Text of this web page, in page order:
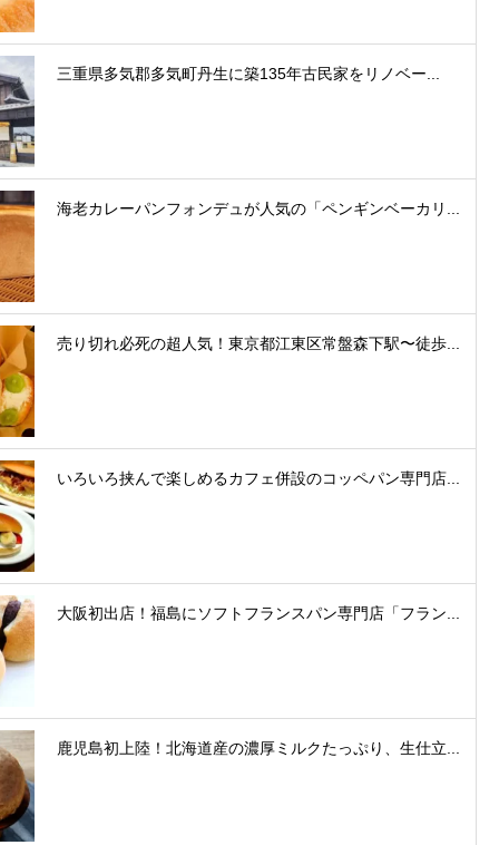
三重県多気郡多気町丹生に築135年古民家をリノベー...
海老カレーパンフォンデュが人気の「ペンギンベーカリ...
売り切れ必死の超人気！東京都江東区常盤森下駅〜徒歩...
いろいろ挟んで楽しめるカフェ併設のコッペパン専門店...
大阪初出店！福島にソフトフランスパン専門店「フラン...
鹿児島初上陸！北海道産の濃厚ミルクたっぷり、生仕立...